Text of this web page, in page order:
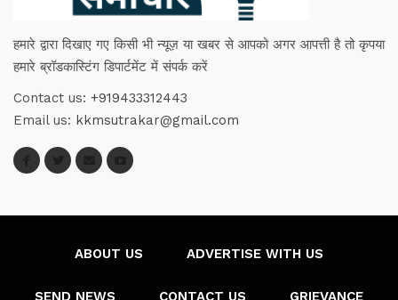
हमारे द्वारा दिखाए गए किसी भी न्यूज़ या खबर से आपको अगर आपत्ती है तो कृपया
हमारे ब्रॉडकास्टिंग डिपार्टमेंट में संपर्क करें
Contact us: +919433312443
Email us: kkmsutrakar@gmail.com
ABOUT US ADVERTISE WITH US
SEND NEWS CONTACT US GRIEVANCE